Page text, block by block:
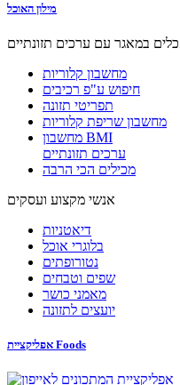
מילון האוכל
מחשבון קלוריות
חיפוש ע"פ רכיבים
תפריטי תזונה
מחשבון שריפת קלוריות
מחשבון BMI
ערכים תזונתיים
מכילים הכי הרבה
אנשי מקצוע ועסקים
דיאטניות
בלוגרי אוכל
נטורופתים
שפים וטבחים
מאמני כושר
יועצים לתזונה
אפליקציית Foods